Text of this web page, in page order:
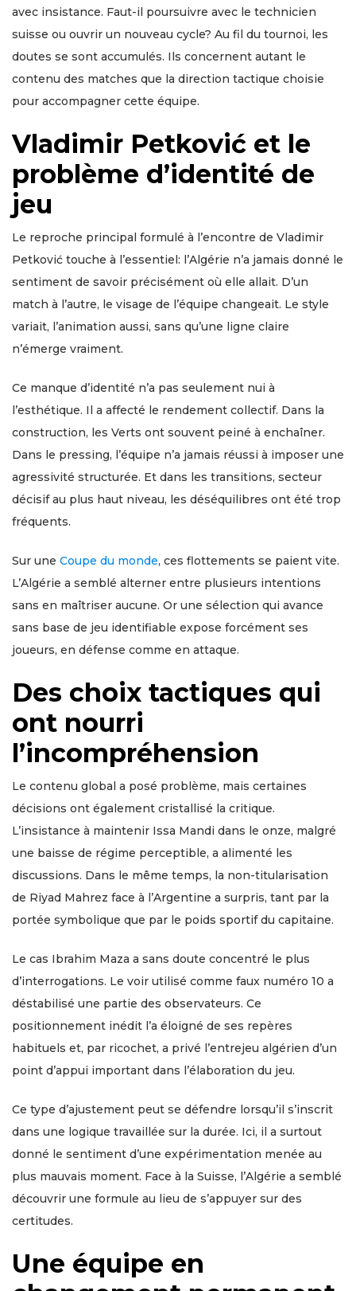
avec insistance. Faut-il poursuivre avec le technicien
suisse ou ouvrir un nouveau cycle? Au fil du tournoi, les
doutes se sont accumulés. Ils concernent autant le
contenu des matches que la direction tactique choisie
pour accompagner cette équipe.
Vladimir Petković et le
problème d’identité de
jeu
Le reproche principal formulé à l’encontre de Vladimir
Petković touche à l’essentiel: l’Algérie n’a jamais donné le
sentiment de savoir précisément où elle allait. D’un
match à l’autre, le visage de l’équipe changeait. Le style
variait, l’animation aussi, sans qu’une ligne claire
n’émerge vraiment.
Ce manque d’identité n’a pas seulement nui à
l’esthétique. Il a affecté le rendement collectif. Dans la
construction, les Verts ont souvent peiné à enchaîner.
Dans le pressing, l’équipe n’a jamais réussi à imposer une
agressivité structurée. Et dans les transitions, secteur
décisif au plus haut niveau, les déséquilibres ont été trop
fréquents.
Sur une Coupe du monde, ces flottements se paient vite.
L’Algérie a semblé alterner entre plusieurs intentions
sans en maîtriser aucune. Or une sélection qui avance
sans base de jeu identifiable expose forcément ses
joueurs, en défense comme en attaque.
Des choix tactiques qui
ont nourri
l’incompréhension
Le contenu global a posé problème, mais certaines
décisions ont également cristallisé la critique.
L’insistance à maintenir Issa Mandi dans le onze, malgré
une baisse de régime perceptible, a alimenté les
discussions. Dans le même temps, la non-titularisation
de Riyad Mahrez face à l’Argentine a surpris, tant par la
portée symbolique que par le poids sportif du capitaine.
Le cas Ibrahim Maza a sans doute concentré le plus
d’interrogations. Le voir utilisé comme faux numéro 10 a
déstabilisé une partie des observateurs. Ce
positionnement inédit l’a éloigné de ses repères
habituels et, par ricochet, a privé l’entrejeu algérien d’un
point d’appui important dans l’élaboration du jeu.
Ce type d’ajustement peut se défendre lorsqu’il s’inscrit
dans une logique travaillée sur la durée. Ici, il a surtout
donné le sentiment d’une expérimentation menée au
plus mauvais moment. Face à la Suisse, l’Algérie a semblé
découvrir une formule au lieu de s’appuyer sur des
certitudes.
Une équipe en